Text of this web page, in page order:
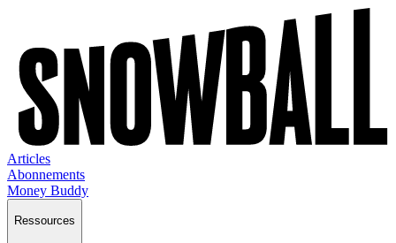
Articles
Abonnements
Money Buddy
Ressources